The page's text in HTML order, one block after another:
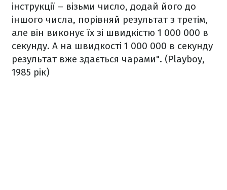
інструкції – візьми число, додай його до
іншого числа, порівняй результат з третім,
але він виконує їх зі швидкістю 1 000 000 в
секунду. А на швидкості 1 000 000 в секунду
результат вже здається чарами". (Playboy,
1985 рік)